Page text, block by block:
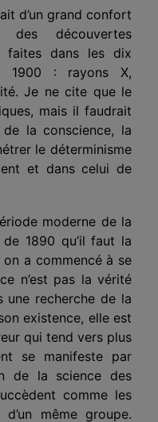
d’un grand confort
découvertes
faites dans les dix
1900 : rayons X,
Je ne cite que le
mais il faudrait
la conscience, la
le déterminisme
et dans celui de
moderne de la
1890 qu’il faut la
a commencé à se
n’est pas la vérité
une recherche de la
existence, elle est
qui tend vers plus
se manifeste par
de la science des
comme les
même groupe.